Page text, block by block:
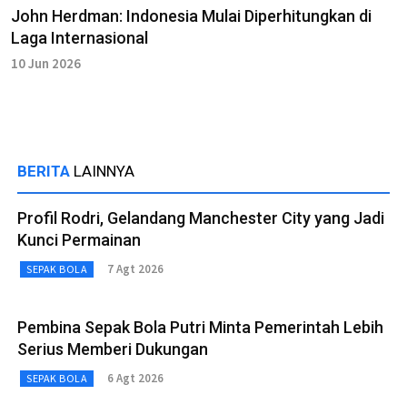
John Herdman: Indonesia Mulai Diperhitungkan di
Laga Internasional
10 Jun 2026
BERITA LAINNYA
Profil Rodri, Gelandang Manchester City yang Jadi
Kunci Permainan
SEPAK BOLA 7 Agt 2026
Pembina Sepak Bola Putri Minta Pemerintah Lebih
Serius Memberi Dukungan
SEPAK BOLA 6 Agt 2026